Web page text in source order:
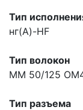
Тип
нг(A)-HF
Тип волокон
MM 50/125
Тип разъема